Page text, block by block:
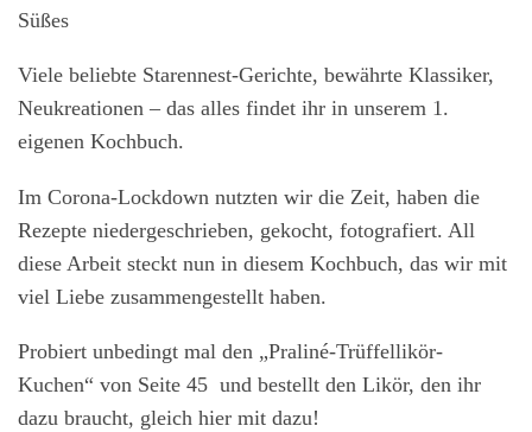
Süßes
Viele beliebte Starennest-Gerichte, bewährte Klassiker,
Neukreationen – das alles findet ihr in unserem 1.
eigenen Kochbuch.
Im Corona-Lockdown nutzten wir die Zeit, haben die
Rezepte niedergeschrieben, gekocht, fotografiert. All
diese Arbeit steckt nun in diesem Kochbuch, das wir mit
viel Liebe zusammengestellt haben.
Probiert unbedingt mal den „Praliné-Trüffellikör-
Kuchen“ von Seite 45 und bestellt den Likör, den ihr
dazu braucht, gleich hier mit dazu!